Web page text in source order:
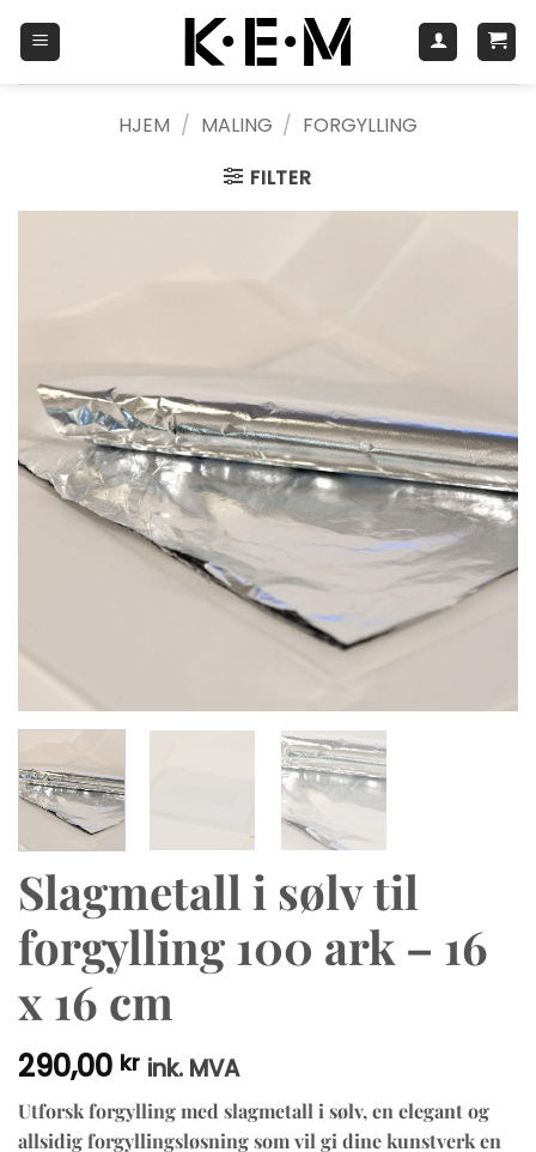
HJEM / MALING / FORGYLLING
FILTER
Slagmetall i sølv til
forgylling 100 ark – 16
x 16 cm
290,00 kr ink. MVA
Utforsk forgylling med slagmetall i sølv, en elegant og
allsidig forgyllingsløsning som vil gi dine kunstverk en